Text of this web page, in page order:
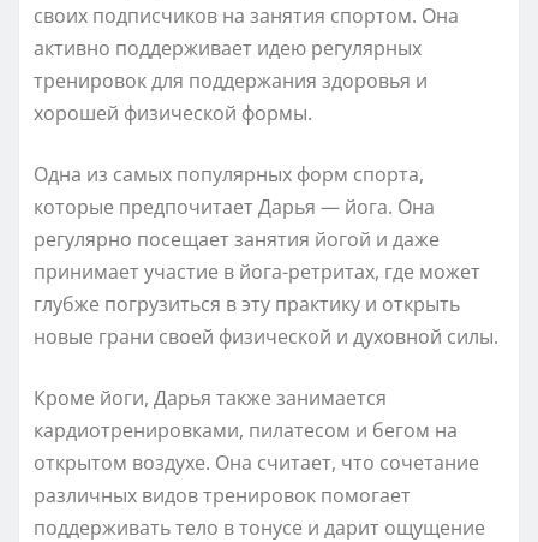
своих подписчиков на занятия спортом. Она
активно поддерживает идею регулярных
тренировок для поддержания здоровья и
хорошей физической формы.
Одна из самых популярных форм спорта,
которые предпочитает Дарья — йога. Она
регулярно посещает занятия йогой и даже
принимает участие в йога-ретритах, где может
глубже погрузиться в эту практику и открыть
новые грани своей физической и духовной силы.
Кроме йоги, Дарья также занимается
кардиотренировками, пилатесом и бегом на
открытом воздухе. Она считает, что сочетание
различных видов тренировок помогает
поддерживать тело в тонусе и дарит ощущение